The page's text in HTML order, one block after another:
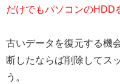
だけでもパソコンのHDD
古いデータを復元する機
断したならば削除してス
う。